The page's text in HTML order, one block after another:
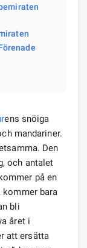
ens snöiga
mandariner.
Den
och antalet
på en
kommer bara
bli
året i
att ersätta